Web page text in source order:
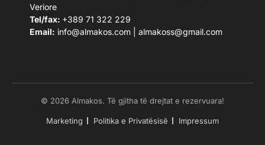
Veriore
Tel/fax: +389 71 322 229
Email: info@almakos.com almakoss@gmail.com
© 2026 Almakos. Të gjitha të drejtat e rezervuara!
Marketing Politika e Privatësisë Impressum